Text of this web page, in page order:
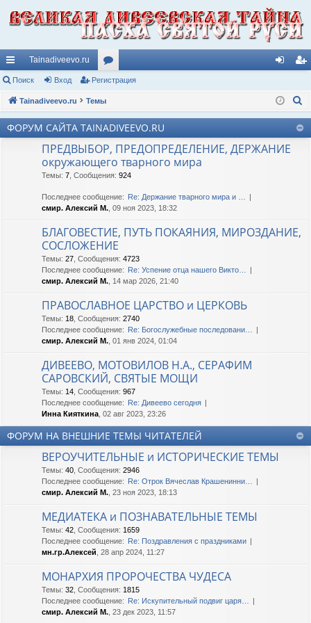
с
ы
лк
Tainadiveevo.ru
ор
ум
ы
д ис
тр
Поиск Вход Регистрация
Tainadiveevo.ru Темы
ФОРУМ САЙТА TAINADIVEEVO.RU
ПРЕДВЫБОР, ПРЕДОПРЕДЕЛЕНИЕ, ДЕРЖАНИЕ
окружающего тварного мира
Темы: 7 Сообщения: 924
Последнее сообщение: Re: Держание тварного мира и …
смир. Алексий М. , 09 ноя 2023, 18:32
БЛАГОВЕСТИЕ, ПУТЬ ПОКАЯНИЯ, МИРОЗДАНИЕ,
СОСЛОЖЕНИЕ
Темы: 27 Сообщения: 4723
Последнее сообщение: Re: Успение отца нашего Викто…
смир. Алексий М. , 14 мар 2026, 21:40
ПРАВОСЛАВНОЕ ЦАРСТВО и ЦЕРКОВЬ
Темы: 18 Сообщения: 2740
Последнее сообщение: Re: Богослужебные последовани…
смир. Алексий М. , 01 янв 2024, 01:04
ДИВЕЕВО, МОТОВИЛОВ Н.А., СЕРАФИМ
САРОВСКИЙ, СВЯТЫЕ МОЩИ
Темы: 14 Сообщения: 967
Последнее сообщение: Re: Дивеево сегодня
Инна Кияткина , 02 авг 2023, 23:26
ФОРУМ НА ВНЕШНИЕ ТЕМЫ ЧИТАТЕЛЕЙ
ВЕРОУЧИТЕЛЬНЫЕ и ИСТОРИЧЕСКИЕ ТЕМЫ
Темы: 40 Сообщения: 2946
Последнее сообщение: Re: Отрок Вячеслав Крашенинни…
смир. Алексий М. , 23 ноя 2023, 18:13
МЕДИАТЕКА и ПОЗНАВАТЕЛЬНЫЕ ТЕМЫ
Темы: 42 Сообщения: 1659
Последнее сообщение: Re: Поздравления с праздниками
мн.гр.Алексей , 28 апр 2024, 11:27
МОНАРХИЯ ПРОРОЧЕСТВА ЧУДЕСА
Темы: 32 Сообщения: 1815
Последнее сообщение: Re: Искупительный подвиг царя…
смир. Алексий М. , 23 дек 2023, 11:57